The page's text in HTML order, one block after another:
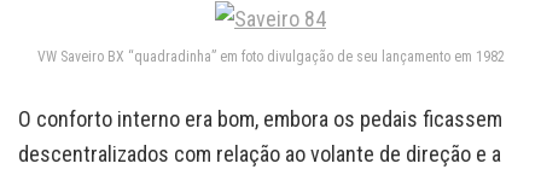
VW Saveiro BX “quadradinha” em foto divulgação de seu lançamento em 1982
O conforto interno era bom, embora os pedais ficassem
descentralizados com relação ao volante de direção e a